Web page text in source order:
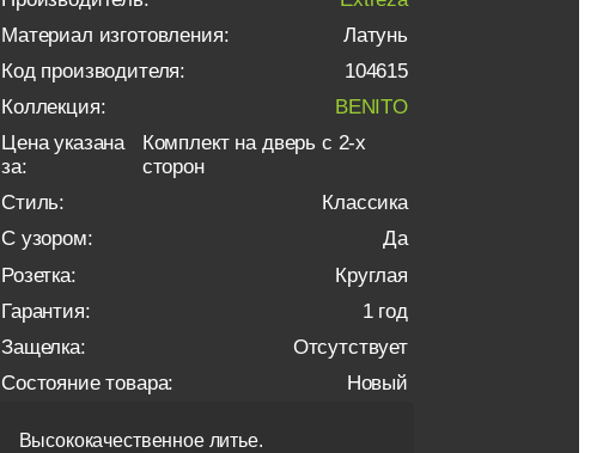
Материал изготовления:
Латунь
Код производителя:
104615
Коллекция:
BENITO
Цена указана
за:
Комплект на дверь с 2-х
сторон
Стиль:
Классика
С узором:
Да
Розетка:
Круглая
Гарантия:
1 год
Защелка:
Отсутствует
Состояние товара:
Новый
Высококачественное литье.